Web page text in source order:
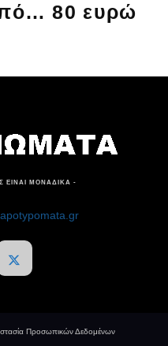
80 ευρώ
ΕΙΝΑΙ ΜΟΝΑΔΙΚΑ -
Προσωπικών Δεδομένων